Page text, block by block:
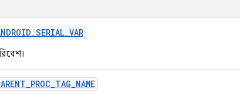
_SERIAL_VAR
_PROC_TAG_NAME